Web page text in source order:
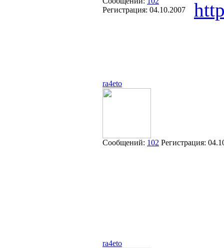
Регистрация: 04.10.2007
ra4eto
Сообщений: 102 Регистрация:
ra4eto